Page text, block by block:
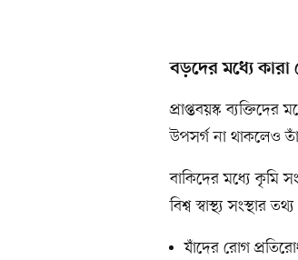
বড়দের মধ্যে
প্রাপ্তবয়স্ক
উপসর্গ না থাকলেও
বাকিদের মধ্যে কৃমি
বিশ্ব স্বাস্থ্য সংস্থার
যাঁদের রোগ